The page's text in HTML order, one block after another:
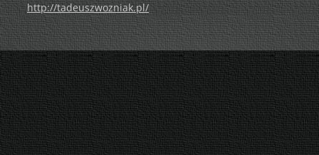
http://tadeuszwozniak.pl/